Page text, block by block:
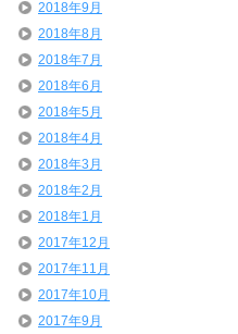
2018年9月
2018年8月
2018年7月
2018年6月
2018年5月
2018年4月
2018年3月
2018年2月
2018年1月
2017年12月
2017年11月
2017年10月
2017年9月